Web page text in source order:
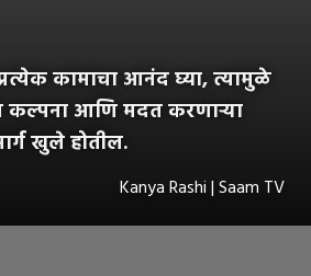
कामाचा आनंद घ्या, त्यामुळे
कल्पना आणि मदत करणाऱ्या
खुले होतील.
Kanya Rashi | Saam TV